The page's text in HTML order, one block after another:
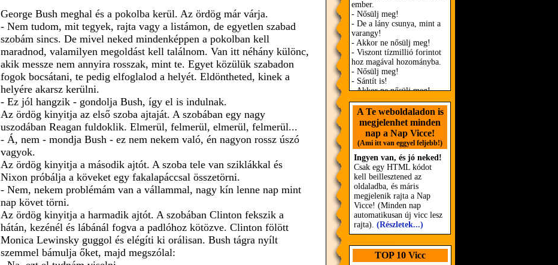
George Bush meghal és a pokolba kerül. Az ördög már várja.
- Nem tudom, mit tegyek, rajta vagy a listámon, de egyetlen szabad
szobám sincs. De mivel neked mindenképpen a pokolban kell
maradnod, valamilyen megoldást kell találnom. Van itt néhány különc,
akik messze nem annyira rosszak, mint te. Egyet közülük szabadon
fogok bocsátani, te pedig elfoglalod a helyét. Eldöntheted, kinek a
helyére akarsz kerülni.
- Ez jól hangzik - gondolja Bush, így el is indulnak.
Az ördög kinyitja az első szoba ajtaját. A szobában egy nagy
uszodában Reagan fuldoklik. Elmerül, felmerül, elmerül, felmerül...
- Á, nem - mondja Bush - ez nem nekem való, én nagyon rossz úszó
vagyok.
Az ördög kinyitja a második ajtót. A szoba tele van sziklákkal és
Nixon próbálja a köveket egy fakalapáccsal összetörni.
- Nem, nekem problémám van a vállammal, nagy kín lenne nap mint
nap követ törni.
Az ördög kinyitja a harmadik ajtót. A szobában Clinton fekszik a
hátán, kezénél és lábánál fogva a padlóhoz kötözve. Clinton fölött
Monica Lewinsky guggol és elégíti ki orálisan. Bush tágra nyílt
szemmel bámulja őket, majd megszólal:
A Te weboldaladon is
megjelenhet minden
nap a Nap Vicce!
(Ami itt van eggyel feljebb!)
Ingyen van, és jó neked!
Csak egy HTML kódot
kell beillesztened az
oldaladba, és máris
megjelenik rajta a Nap
Vicce! (Minden nap
automatikusan új vicc lesz
rajta). (Részletek...)
TOP 10 Vicc